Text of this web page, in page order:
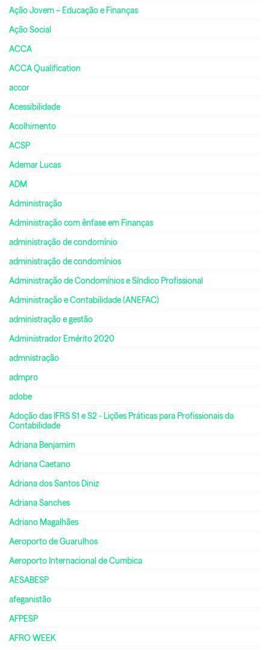
Ação Jovem – Educação e Finanças
Ação Social
ACCA
ACCA Qualification
accor
Acessibilidade
Acolhimento
ACSP
Ademar Lucas
ADM
Administração
Administração com ênfase em Finanças
administração de condomínio
administração de condomínios
Administração de Condomínios e Síndico Profissional
Administração e Contabilidade (ANEFAC)
administração e gestão
Administrador Emérito 2020
admnistração
admpro
adobe
Adoção das IFRS S1 e S2 - Lições Práticas para Profissionais da
Contabilidade
Adriana Benjamim
Adriana Caetano
Adriana dos Santos Diniz
Adriana Sanches
Adriano Magalhães
Aeroporto de Guarulhos
Aeroporto Internacional de Cumbica
AESABESP
afeganistão
AFPESP
AFRO WEEK